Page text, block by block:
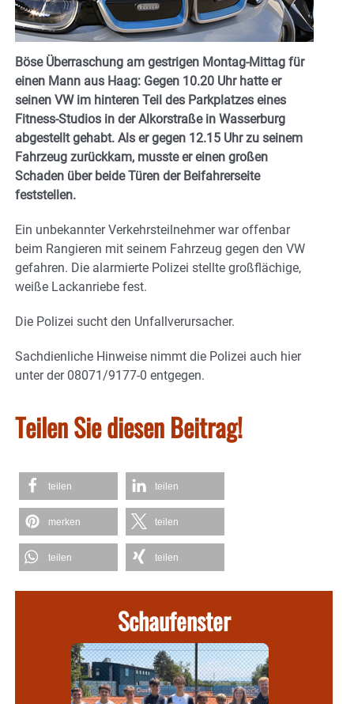
Böse Überraschung am gestrigen Montag-Mittag für
einen Mann aus Haag: Gegen 10.20 Uhr hatte er
seinen VW im hinteren Teil des Parkplatzes eines
Fitness-Studios in der Alkorstraße in Wasserburg
abgestellt gehabt. Als er gegen 12.15 Uhr zu seinem
Fahrzeug zurückkam, musste er einen großen
Schaden über beide Türen der Beifahrerseite
feststellen.
Ein unbekannter Verkehrsteilnehmer war offenbar
beim Rangieren mit seinem Fahrzeug gegen den VW
gefahren. Die alarmierte Polizei stellte großflächige,
weiße Lackanriebe fest.
Die Polizei sucht den Unfallverursacher.
Sachdienliche Hinweise nimmt die Polizei auch hier
unter der 08071/9177-0 entgegen.
Teilen Sie diesen Beitrag!
teilen teilen
merken teilen
teilen teilen
Schaufenster